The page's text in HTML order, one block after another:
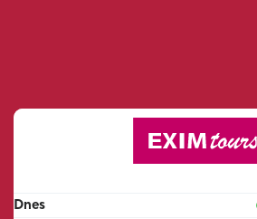
Dnes